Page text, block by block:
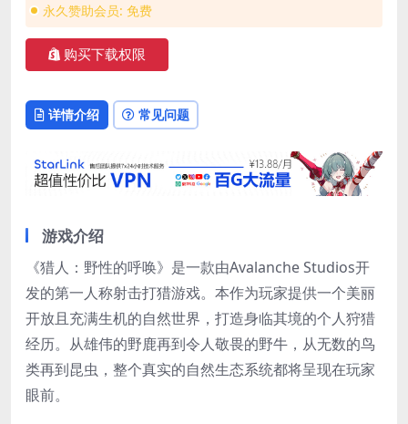
永久赞助会员: 免费
购买下载权限
详情介绍 常见问题
游戏介绍
《猎人：野性的呼唤》是一款由Avalanche Studios开
发的第一人称射击打猎游戏。本作为玩家提供一个美丽
开放且充满生机的自然世界，打造身临其境的个人狩猎
经历。从雄伟的野鹿再到令人敬畏的野牛，从无数的鸟
类再到昆虫，整个真实的自然生态系统都将呈现在玩家
眼前。